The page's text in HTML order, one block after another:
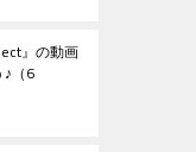
』の動画
（6